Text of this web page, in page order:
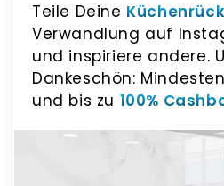
Teile Deine
Verwandlung auf
und inspiriere andere.
Dankeschön:
und bis zu 100%